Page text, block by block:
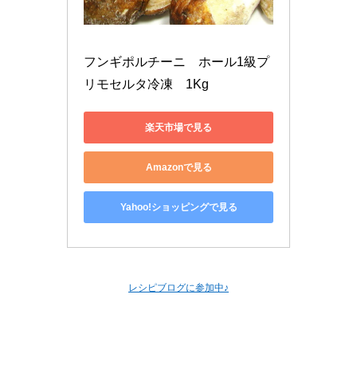
フンギポルチーニ　ホール1級プ
リモセルタ冷凍　1Kg
楽天市場で見る
Amazonで見る
Yahoo!ショッピングで見る
レシピブログに参加中♪